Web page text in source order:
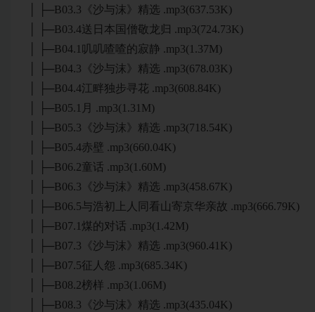
│ ├─B03.3《沙与沫》精选 .mp3(637.53K)
│ ├─B03.4送日本国僧敬龙归 .mp3(724.73K)
│ ├─B04.1叽叽喳喳的寂静 .mp3(1.37M)
│ ├─B04.3《沙与沫》精选 .mp3(678.03K)
│ ├─B04.4江畔独步寻花 .mp3(608.84K)
│ ├─B05.1月 .mp3(1.31M)
│ ├─B05.3《沙与沫》精选 .mp3(718.54K)
│ ├─B05.4赤壁 .mp3(660.04K)
│ ├─B06.2童话 .mp3(1.60M)
│ ├─B06.3《沙与沫》精选 .mp3(458.67K)
│ ├─B06.5与浩初上人同看山寄京华亲故 .mp3(666.79K)
│ ├─B07.1煤的对话 .mp3(1.42M)
│ ├─B07.3《沙与沫》精选 .mp3(960.41K)
│ ├─B07.5征人怨 .mp3(685.34K)
│ ├─B08.2榜样 .mp3(1.06M)
│ ├─B08.3《沙与沫》精选 .mp3(435.04K)